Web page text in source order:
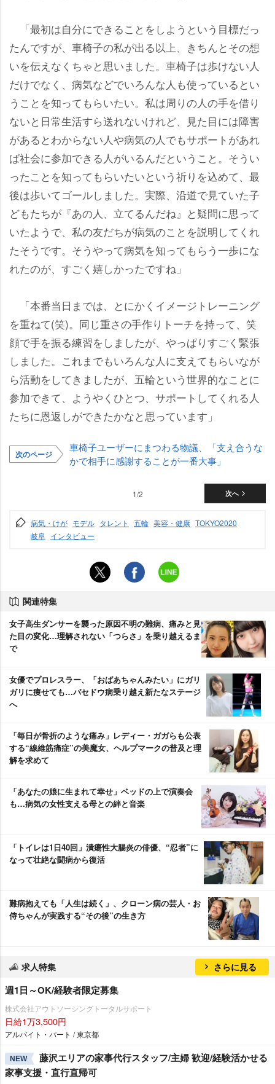
「最初は自分にできることをしようという目標だっ
たんですが、車椅子の私が出る以上、きちんとその想
いを伝えなくちゃと思いました。車椅子は歩けない人
だけでなく、病気などでいろんな人も使っているとい
うことを知ってもらいたい。私は周りの人の手を借り
ないと日常生活すら送れないけれど、見た目には障害
があるとわからない人や病気の人でもサポートがあれ
ば社会に参加できる人がいるんだということ。そうい
ったことを知ってもらいたいという祈りを込めて、最
後は歩いてゴールしました。実際、沿道で見ていた子
どもたちが『あの人、立てるんだね』と疑問に思って
いたようで、私の友だちが病気のことを説明してくれ
たそうです。そうやって病気を知ってもらう一歩にな
れたのが、すごく嬉しかったですね」
「本番当日までは、とにかくイメージトレーニング
を重ねて(笑)。同じ重さの手作りトーチを持って、笑
顔で手を振る練習をしましたが、やっぱりすごく緊張
しました。これまでもいろんな人に支えてもらいなが
ら活動をしてきましたが、五輪という世界的なことに
参加できて、ようやくひとつ、サポートしてくれる人
たちに恩返しができたかなと思っています」
次のページ
車椅子ユーザーにまつわる物議、「支え合うな
かで相手に感謝することが一番大事」
次へ
1/2
病気・けが モデル タレント 五輪 美容・健康 TOKYO2020
岐阜 インタビュー
関連特集
女子高生ダンサーを襲った原因不明の難病、痛みと見
た目の変化…理解されない「つらさ」を乗り越えるま
で
女優でプロレスラー、「おばあちゃんみたい」にガリ
ガリに痩せても…バセドウ病乗り越え新たなステージ
へ
「毎日が骨折のような痛み」レディー・ガガらも公表
する“線維筋痛症”の美魔女、ヘルプマークの普及と理
解を求めて
「あなたの娘に生まれて幸せ」ベッドの上で演奏会
も…病気の女性支える母との絆と音楽
「トイレは1日40回」潰瘍性大腸炎の俳優、“忍者”に
なって壮絶な闘病から復活
難病抱えても「人生は続く」、クローン病の芸人・お
侍ちゃんが実践する“その後”の生き方
求人特集 さらに見る
週1日～OK/経験者限定募集
株式会社アウトソーシングトータルサポート
日給1万3,500円
アルバイト・パート / 東京都
NEW
藤沢エリアの家事代行スタッフ/主婦 歓迎/経験活かせる
家事支援・直行直帰可